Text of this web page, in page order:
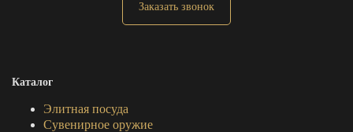
Заказать звонок
Каталог
Элитная посуда
Сувенирное оружие